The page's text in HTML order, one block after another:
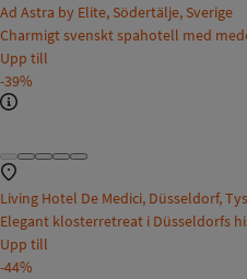
Ad Astra by Elite, Södertälje, Sverige
Charmigt svenskt spahotell med
Upp till
-39%
Living Hotel De Medici, Düsseldorf,
Elegant klosterretreat i Düsseldorfs
Upp till
-44%